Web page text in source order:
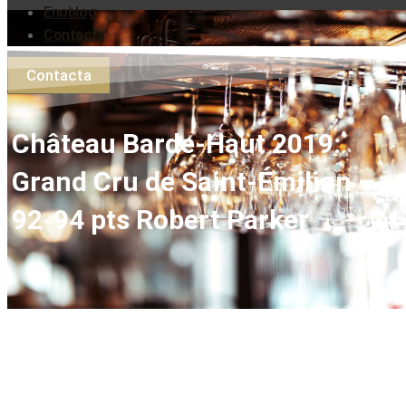
Enoblog
Contacta
Contacta
Château Barde-Haut 2019:
Grand Cru de Saint-Émilion –
92-94 pts Robert Parker